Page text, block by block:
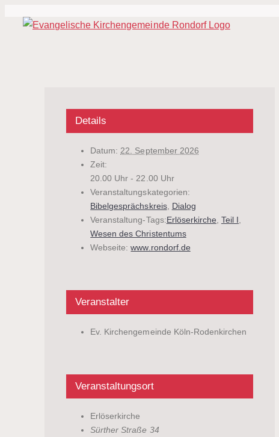
Inhalt
Details
Datum: 22. September 2026
Zeit:
20.00 Uhr - 22.00 Uhr
Veranstaltungskategorien:
Bibelgesprächskreis, Dialog
Veranstaltung-Tags:Erlöserkirche Teil I
Wesen des Christentums
Webseite: www.rondorf.de
Veranstalter
Ev. Kirchengemeinde Köln-Rodenkirchen
Veranstaltungsort
Erlöserkirche
Sürther Straße 34